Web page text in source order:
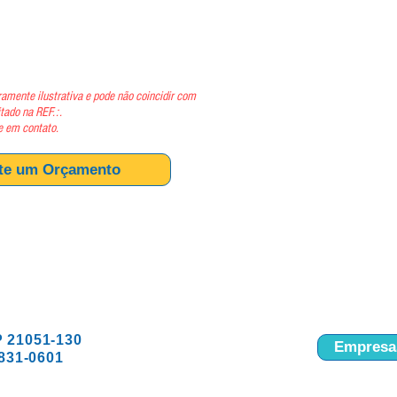
um Orçamento
ilustrativa e pode não coincidir com
na REF.:.
em contato.
21051-130
0601